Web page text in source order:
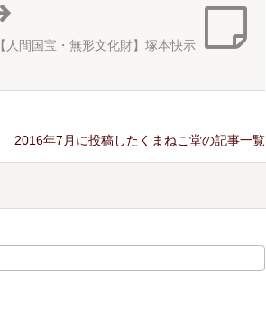
【人間国宝・無形文化財】塚本快示
2016年7月に投稿したくまねこ堂の記事一覧